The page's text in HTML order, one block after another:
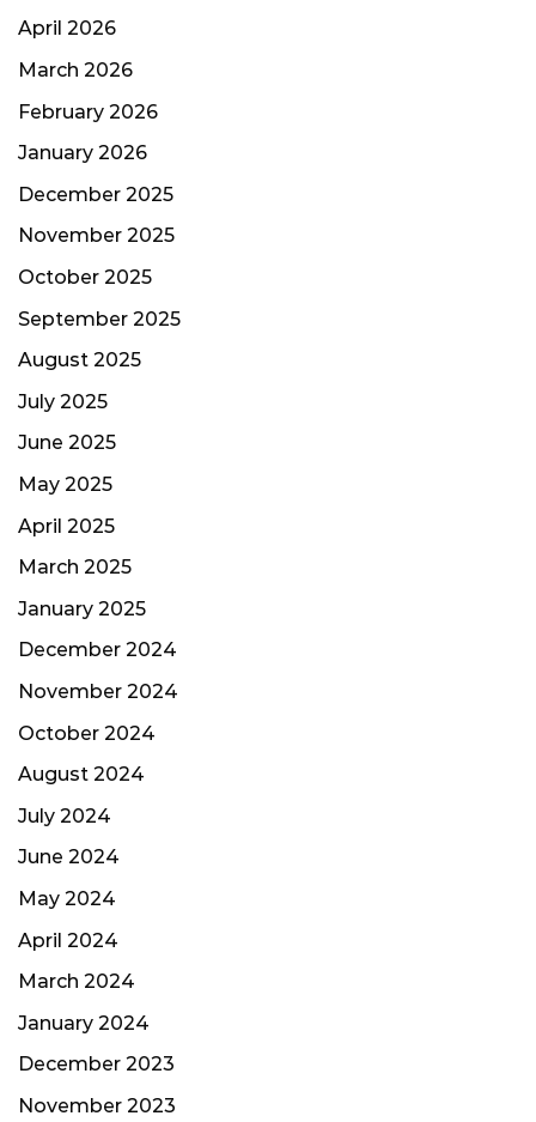
April 2026
March 2026
February 2026
January 2026
December 2025
November 2025
October 2025
September 2025
August 2025
July 2025
June 2025
May 2025
April 2025
March 2025
January 2025
December 2024
November 2024
October 2024
August 2024
July 2024
June 2024
May 2024
April 2024
March 2024
January 2024
December 2023
November 2023